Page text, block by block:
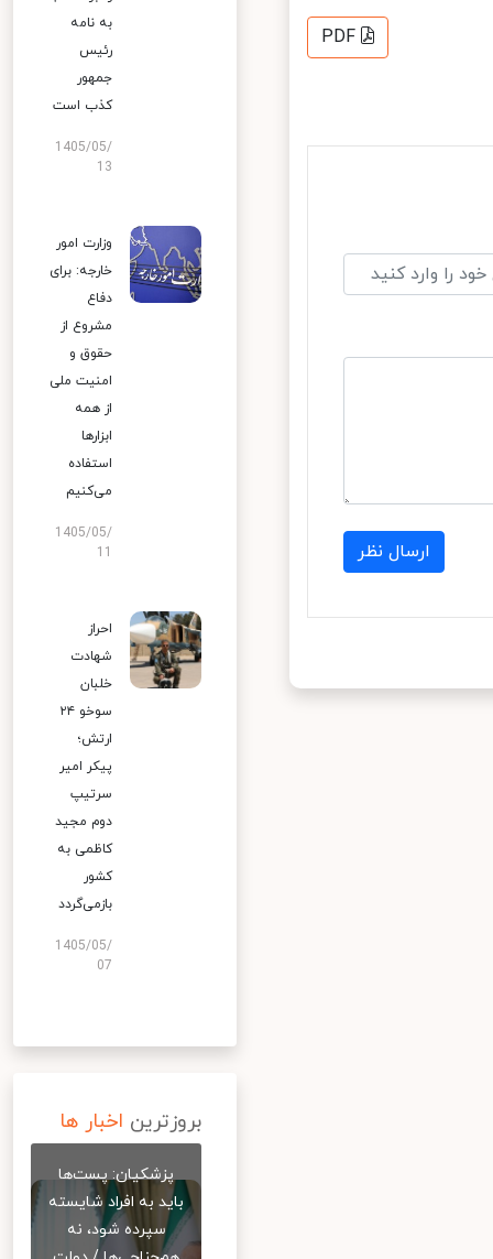
PDF
ارسال نظر
به نامه
رئیس
جمهور
کذب است
1405/05/
13
وزارت امور
خارجه: برای
دفاع
مشروع از
حقوق و
امنیت ملی
از همه
ابزارها
استفاده
می‌کنیم
1405/05/
احراز
شهادت
خلبان
سوخو ۲۴
ارتش؛
پیکر امیر
سرتیپ
دوم مجید
کاظمی به
کشور
بازمی‌گردد
1405/05/
07
بروزترین اخبار ها
پزشکیان: پست‌ها
باید به افراد شایسته
سپرده شود، نه